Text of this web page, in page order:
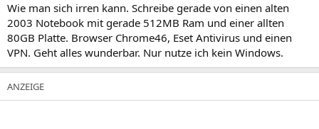
Wie man sich irren kann. Schreibe gerade von einen alten
2003 Notebook mit gerade 512MB Ram und einer allten
80GB Platte. Browser Chrome46, Eset Antivirus und einen
VPN. Geht alles wunderbar. Nur nutze ich kein Windows.